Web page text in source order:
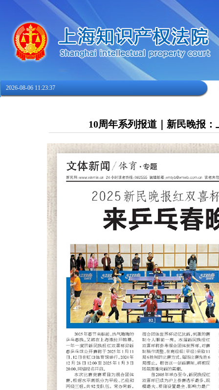
2026-08-06 11:23:38
10周年系列报道｜新民晚报